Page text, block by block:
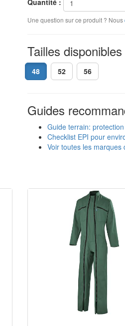
Une question sur ce produit ? Nous
Tailles disponibles
48 52 56
Guides
Guide terrain:
Checklist EPI pour
Voir toutes les marques